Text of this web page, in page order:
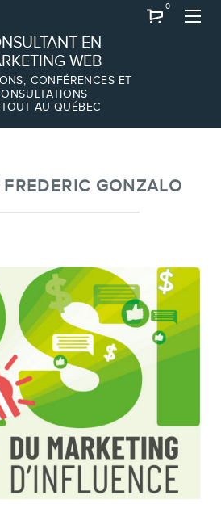
EN
WEB
CONFÉRENCES ET
AU QUÉBEC
0
Équipe
marketing en ligne
marketing de
groupe
GONZALO